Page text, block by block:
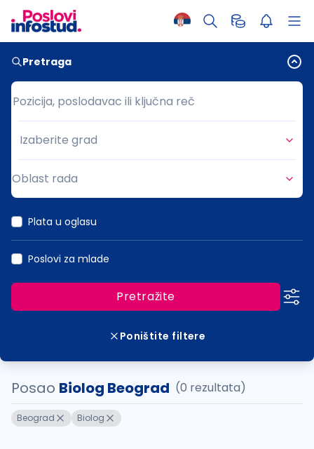
Pretraga
Pozicija, poslodavac ili ključna reč
Pozicija, poslodavac ili ključna reč
Grad
Izaberite grad
Oblast rada
Plata u oglasu
Poslovi za mlade
Pretražite
Poništite filtere
Posao Biolog Beograd (0 rezultata)
Beograd Biolog